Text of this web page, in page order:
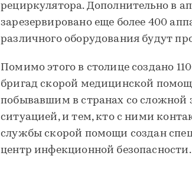
рециркулятора. Дополнительно в
зарезервировано еще более 400
различного оборудования будут
Помимо этого в столице создано
бригад скорой медицинской
побывавшим в странах со сложной
ситуацией, и тем, кто с ними
службы скорой помощи создан
центр инфекционной безопасности.